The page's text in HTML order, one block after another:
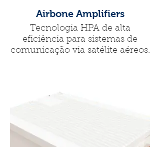
Airbone Amplifiers
Tecnologia HPA de alta
eficiência para sistemas de
comunicação via satélite aéreos.